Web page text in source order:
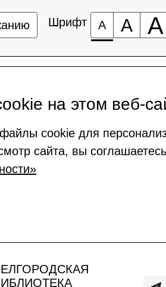
Шрифт А А А
на этом веб-
cookie для
сайта, вы